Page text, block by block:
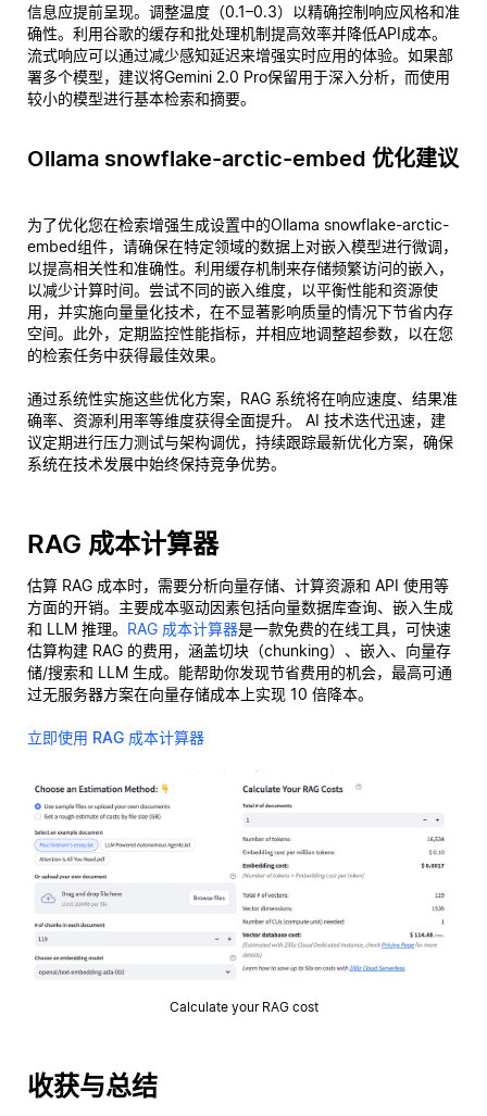
信息应提前呈现。调整温度（0.1–0.3）以精确控制响应风格和准
确性。利用谷歌的缓存和批处理机制提高效率并降低API成本。
流式响应可以通过减少感知延迟来增强实时应用的体验。如果部
署多个模型，建议将Gemini 2.0 Pro保留用于深入分析，而使用
较小的模型进行基本检索和摘要。
Ollama snowflake-arctic-embed 优化建议
为了优化您在检索增强生成设置中的Ollama snowflake-arctic-
embed组件，请确保在特定领域的数据上对嵌入模型进行微调，
以提高相关性和准确性。利用缓存机制来存储频繁访问的嵌入，
以减少计算时间。尝试不同的嵌入维度，以平衡性能和资源使
用，并实施向量量化技术，在不显著影响质量的情况下节省内存
空间。此外，定期监控性能指标，并相应地调整超参数，以在您
的检索任务中获得最佳效果。
通过系统性实施这些优化方案，RAG 系统将在响应速度、结果准
确率、资源利用率等维度获得全面提升。 AI 技术迭代迅速，建
议定期进行压力测试与架构调优，持续跟踪最新优化方案，确保
系统在技术发展中始终保持竞争优势。
RAG 成本计算器
估算 RAG 成本时，需要分析向量存储、计算资源和 API 使用等
方面的开销。主要成本驱动因素包括向量数据库查询、嵌入生成
和 LLM 推理。 RAG 成本计算器是一款免费的在线工具，可快速
估算构建 RAG 的费用，涵盖切块（chunking）、嵌入、向量存
储/搜索和 LLM 生成。能帮助你发现节省费用的机会，最高可通
过无服务器方案在向量存储成本上实现 10 倍降本。
立即使用 RAG 成本计算器
Calculate your RAG cost
收获与总结